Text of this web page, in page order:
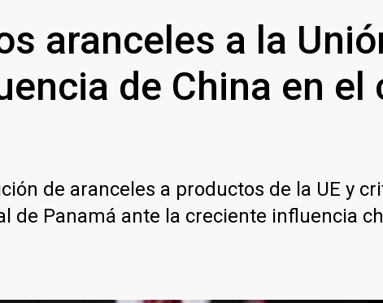
aranceles a la
de China en el
de aranceles a productos de la UE y
de Panamá ante la creciente influencia